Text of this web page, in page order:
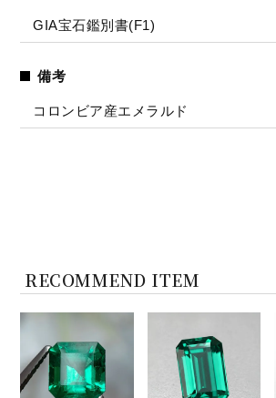
GIA宝石鑑別書(F1)
備考
コロンビア産エメラルド
RECOMMEND ITEM